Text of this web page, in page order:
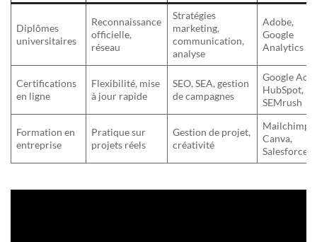
Diplômes
universitaires
Reconnaissance
officielle,
réseau
Stratégies
marketing,
communication,
analyse
Adobe,
Google
Analytics
Certifications
en ligne
Flexibilité, mise
à jour rapide
SEO, SEA, gestion
de campagnes
Google Ads,
HubSpot,
SEMrush
Formation en
entreprise
Pratique sur
projets réels
Gestion de projet,
créativité
Mailchimp,
Canva,
Salesforce